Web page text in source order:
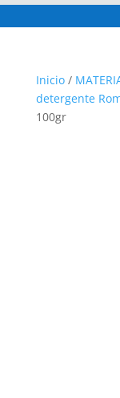
Inicio/
detergente
100gr